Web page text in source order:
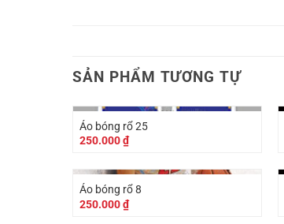
SẢN PHẨM TƯƠNG TỰ
Áo bóng rổ 25
250.000₫
Áo bóng rổ 8
250.000₫